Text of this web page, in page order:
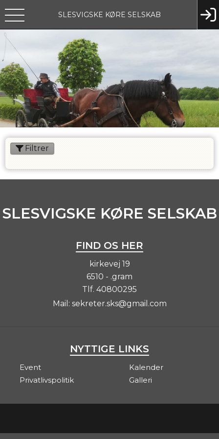
SLESVIGSKE KØRE SELSKAB
Filtrer
INSTAGRAM
SLESVIGSKE KØRE SELSKAB
FIND OS HER
kirkevej 19
6510 - .gram
Tlf. 40800295
Mail: sekreter.sks@gmail.com
NYTTIGE LINKS
Event
Kalender
Privatlivspolitik
Galleri